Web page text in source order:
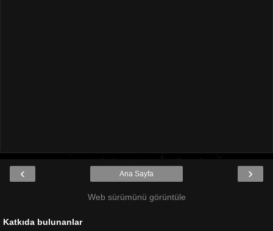
‹ ›
Ana Sayfa
Web sürümünü görüntüle
Katkıda bulunanlar